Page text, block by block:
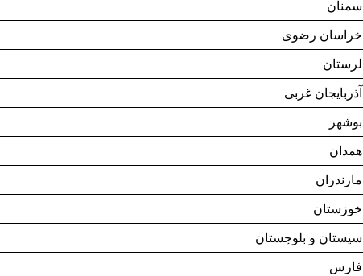
سمنان
خراسان رضوی
لرستان
آذربایجان غربی
بوشهر
همدان
مازندران
خوزستان
سیستان و بلوچستان
فارس